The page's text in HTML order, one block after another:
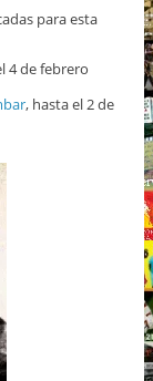
para esta
4 de febrero
, hasta el 2 de